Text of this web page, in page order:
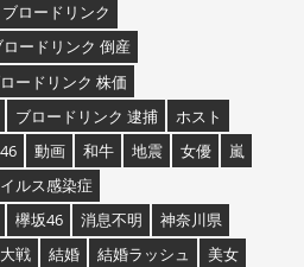
ブロードリンク
ロードリンク 倒産
ードリンク 株価
ブロードリンク 逮捕
ホスト
動画 和牛 地震 女優
嵐
ルス感染症
欅坂46 消息不明
神奈川県
戦 結婚 結婚ラッシュ
美女